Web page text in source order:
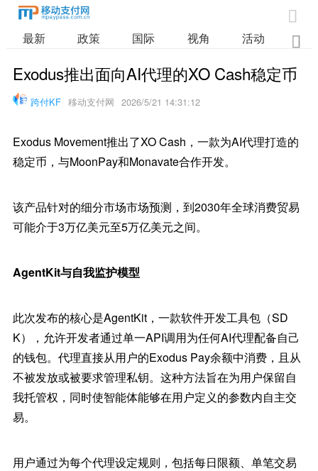

最新 政策 国际 视角 活动 业

Exodus推出面向AI代理的XO Cash稳定币
跨付KF 移动支付网 2026/5/21 14:31:12
Exodus Movement推出了XO Cash，一款为AI代理打造的
稳定币，与MoonPay和Monavate合作开发。
该产品针对的细分市场市场预测，到2030年全球消费贸易
可能介于3万亿美元至5万亿美元之间。
AgentKit与自我监护模型
此次发布的核心是AgentKit，一款软件开发工具包（SD
K），允许开发者通过单一API调用为任何AI代理配备自己
的钱包。代理直接从用户的Exodus Pay余额中消费，且从
不被发放或被要求管理私钥。这种方法旨在为用户保留自
我托管权，同时使智能体能够在用户定义的参数内自主交
易。
用户通过为每个代理设定规则，包括每日限额、单笔交易